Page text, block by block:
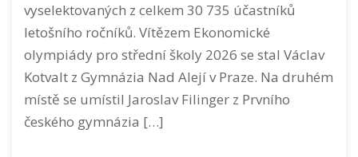
vyselektovaných z celkem 30 735 účastníků
letošního ročníků. Vítězem Ekonomické
olympiády pro střední školy 2026 se stal Václav
Kotvalt z Gymnázia Nad Alejí v Praze. Na druhém
místě se umístil Jaroslav Filinger z Prvního
českého gymnázia […]